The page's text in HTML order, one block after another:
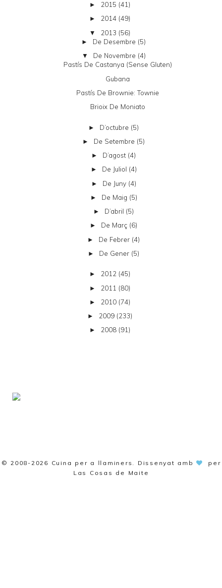
► 2015 (41)
► 2014 (49)
▼ 2013 (56)
► De Desembre (5)
▼ De Novembre (4)
Pastís De Castanya (sense Gluten)
Gubana
Pastís De Brownie: Townie
Brioix De Moniato
► D’octubre (5)
► De Setembre (5)
► D’agost (4)
► De Juliol (4)
► De Juny (4)
► De Maig (5)
► D’abril (5)
► De Març (6)
► De Febrer (4)
► De Gener (5)
► 2012 (45)
► 2011 (80)
► 2010 (74)
► 2009 (233)
► 2008 (91)
© 2008-2026 Cuina per a llaminers . Dissenyat amb
per
Las Cosas de Maite